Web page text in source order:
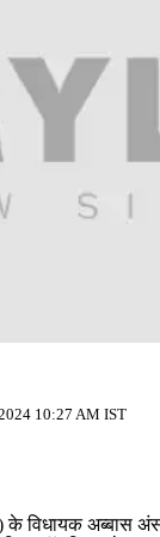
10:27 AM IST
के विधायक अब्बास